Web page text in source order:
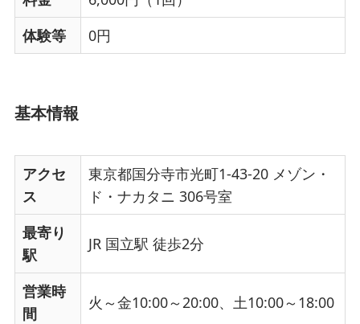
体験等
0円
基本情報
アクセ
ス
東京都国分寺市光町1-43-20 メゾン・
ド・ナカタニ 306号室
最寄り
駅
JR 国立駅 徒歩2分
営業時
間
火～金10:00～20:00、土10:00～18:00